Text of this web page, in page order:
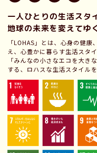
一人ひとりの生活スタ
地球の未来を変えてゆ
「LOHAS」とは、心身の健
え、心豊かに暮らす生活スタ
「みんなの小さなエコを大き
する、ロハスな生活スタイル